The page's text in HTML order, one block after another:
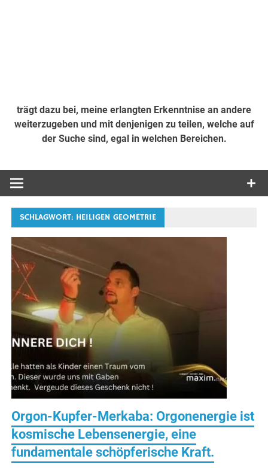
trägt dazu bei, meine erlangten Erkenntnise an andere
weiterzugeben und mit denjenigen zu teilen, welche auf
der Suche sind, egal in welchen Bereichen.
SCHLAGWORT: HEILIGEN GEOMETRIE
Orgon-Kupfer-Merkaba: Orgonenergie ist
kosmische Lebensenergie, eine
fundamentale schöpferische Kraft.